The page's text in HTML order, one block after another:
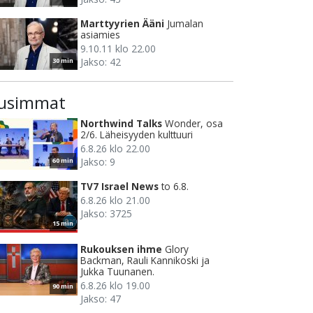
30 min
Marttyyrien Ääni Jumalan
asiamies
9.10.11 klo 22.00
Jakso: 42
60 min
Northwind Talks Wonder, osa
2/6. Läheisyyden kulttuuri
6.8.26 klo 22.00
Jakso: 9
15 min
TV7 Israel News to 6.8.
6.8.26 klo 21.00
Jakso: 3725
90 min
Rukouksen ihme Glory
Backman, Rauli Kannikoski ja
Jukka Tuunanen.
6.8.26 klo 19.00
Jakso: 47